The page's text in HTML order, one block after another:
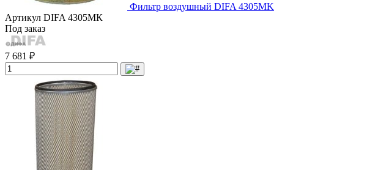
Фильтр воздушный DIFA 4305МK
Артикул DIFA 4305МК
Под заказ
7 681 ₽